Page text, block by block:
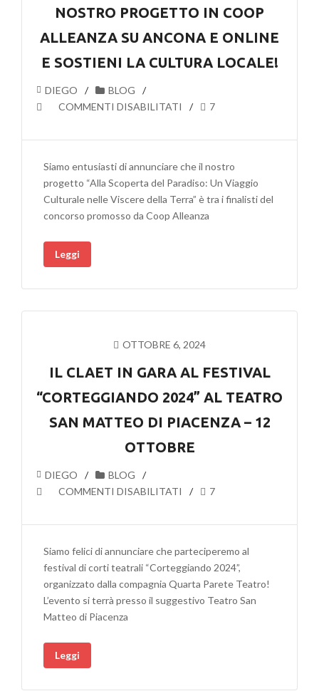
NOSTRO PROGETTO IN COOP
ALLEANZA SU ANCONA E ONLINE
E SOSTIENI LA CULTURA LOCALE!
DIEGO
BLOG
COMMENTI DISABILITATI
SU
VICINI
NOI,
OVVERO
VOTA
IL
PROGETTO
IN
COOP
ONLINE
SOSTIENI
LA
7
Siamo entusiasti di annunciare che il nostro
progetto “Alla Scoperta del Paradiso: Un Viaggio
Culturale nelle Viscere della Terra” è tra i finalisti del
concorso promosso da Coop Alleanza
Leggi
OTTOBRE 6, 2024
IL CLAET IN GARA AL FESTIVAL
“CORTEGGIANDO 2024” AL TEATRO
SAN MATTEO DI PIACENZA – 12
OTTOBRE
DIEGO
BLOG
COMMENTI DISABILITATI
SU
CLAET
GARA
AL
FESTIVAL
“CORTEGGIANDO
2024”
TEATRO
SAN
MATTEO
7
Siamo felici di annunciare che parteciperemo al
festival di corti teatrali “Corteggiando 2024”,
organizzato dalla compagnia Quarta Parete Teatro!
L’evento si terrà presso il suggestivo Teatro San
Matteo di Piacenza
Leggi